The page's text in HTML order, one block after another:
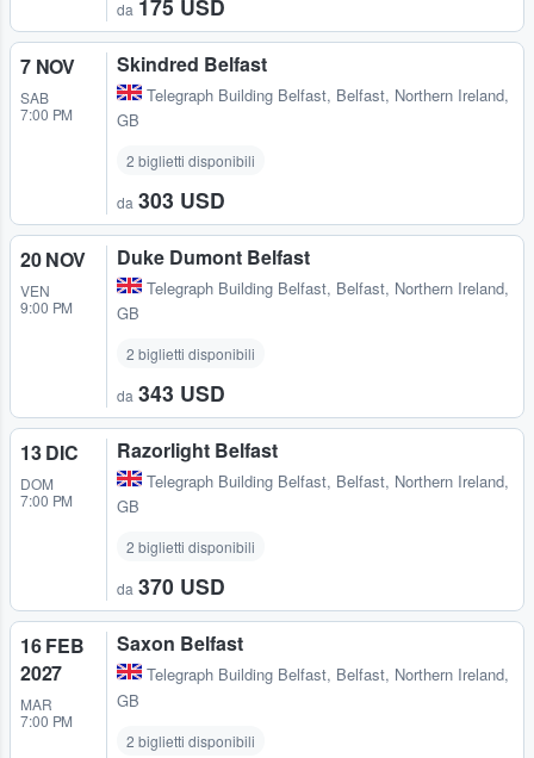
da 175 USD
7 NOV
SAB
7:00 PM
Skindred Belfast
Telegraph Building Belfast, Belfast, Northern Ireland,
GB
2 biglietti disponibili
da 303 USD
20 NOV
VEN
9:00 PM
Duke Dumont Belfast
Telegraph Building Belfast, Belfast, Northern Ireland,
GB
2 biglietti disponibili
da 343 USD
13 DIC
DOM
7:00 PM
Razorlight Belfast
Telegraph Building Belfast, Belfast, Northern Ireland,
GB
2 biglietti disponibili
da 370 USD
16 FEB
2027
MAR
7:00 PM
Saxon Belfast
Telegraph Building Belfast, Belfast, Northern Ireland,
GB
2 biglietti disponibili